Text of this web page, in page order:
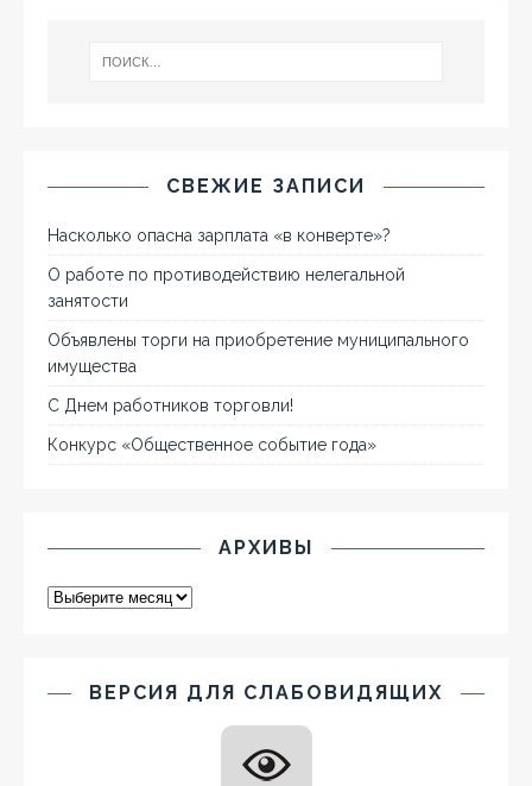
СВЕЖИЕ ЗАПИСИ
Насколько опасна зарплата «в конверте»?
О работе по противодействию нелегальной
занятости
Объявлены торги на приобретение муниципального
имущества
С Днем работников торговли!
Конкурс «Общественное событие года»
АРХИВЫ
ВЕРСИЯ ДЛЯ СЛАБОВИДЯЩИХ